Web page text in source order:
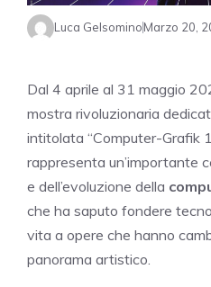
Luca GelsominoMarzo 20,
Dal 4 aprile al 31 maggio
mostra rivoluzionaria
intitolata “Computer-Grafik
rappresenta un’importante
e dell’evoluzione della
che ha saputo fondere
vita a opere che hanno
panorama artistico.